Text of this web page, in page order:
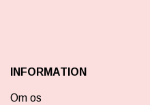
INFORMATION
Om os